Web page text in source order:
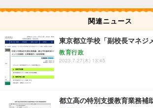
関連ニュース
東京都立学校「副校長マネジ
教育行政
2023.7.27(木) 13:45
都立高の特別支援教育業務補